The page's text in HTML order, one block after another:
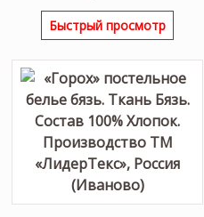
Быстрый просмотр